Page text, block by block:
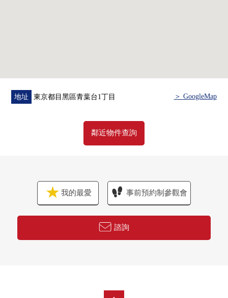
地址 東京都目黑區青葉台1丁目 ＞ GoogleMap
鄰近物件查詢
我的最愛 事前預約制參觀會
諮詢